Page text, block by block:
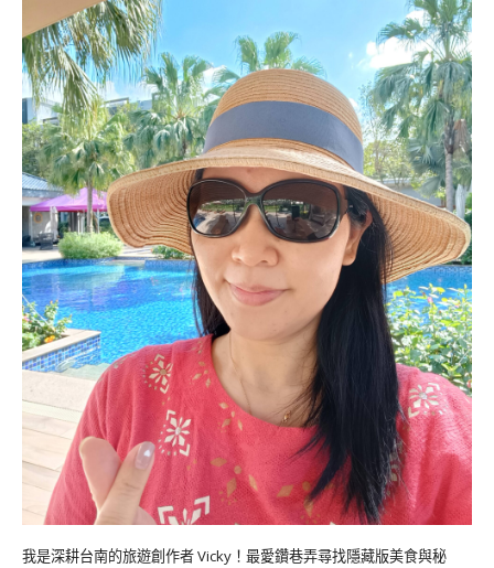
我是深耕台南的旅遊創作者 Vicky！最愛鑽巷弄尋找隱藏版美食與秘